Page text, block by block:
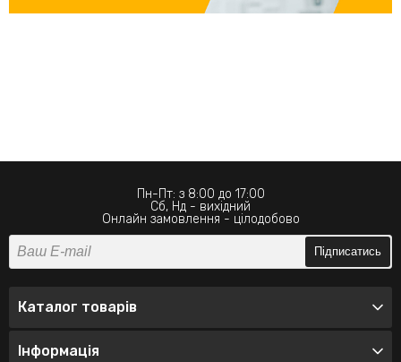
Пн-Пт: з 8:00 до 17:00
Сб, Нд - вихідний
Онлайн замовлення - цілодобово
Підписатись
Каталог товарів
Інформація